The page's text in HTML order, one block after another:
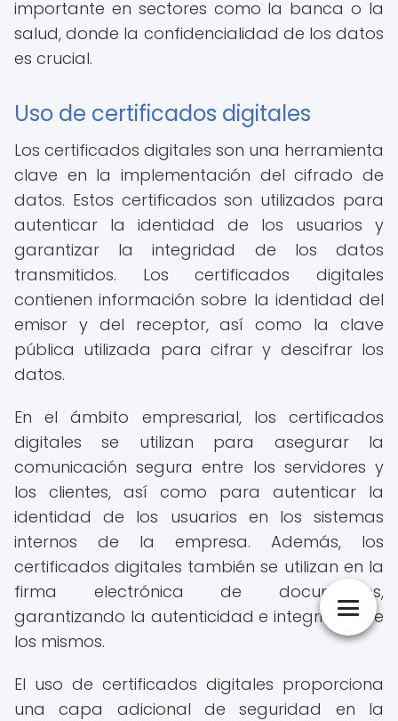
importante en sectores como la banca o la
salud, donde la confidencialidad de los datos
es crucial.
Uso de certificados digitales
Los certificados digitales son una herramienta
clave en la implementación del cifrado de
datos. Estos certificados son utilizados para
autenticar la identidad de los usuarios y
garantizar la integridad de los datos
transmitidos. Los certificados digitales
contienen información sobre la identidad del
emisor y del receptor, así como la clave
pública utilizada para cifrar y descifrar los
datos.
En el ámbito empresarial, los certificados
digitales se utilizan para asegurar la
comunicación segura entre los servidores y
los clientes, así como para autenticar la
identidad de los usuarios en los sistemas
internos de la empresa. Además, los
certificados digitales también se utilizan en la
firma electrónica de documentos,
garantizando la autenticidad e integridad de
los mismos.
El uso de certificados digitales proporciona
una capa adicional de seguridad en la